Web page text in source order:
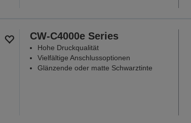
CW-C4000e Series
Hohe Druckqualität
Vielfältige Anschlussoptionen
Glänzende oder matte Schwarztinte